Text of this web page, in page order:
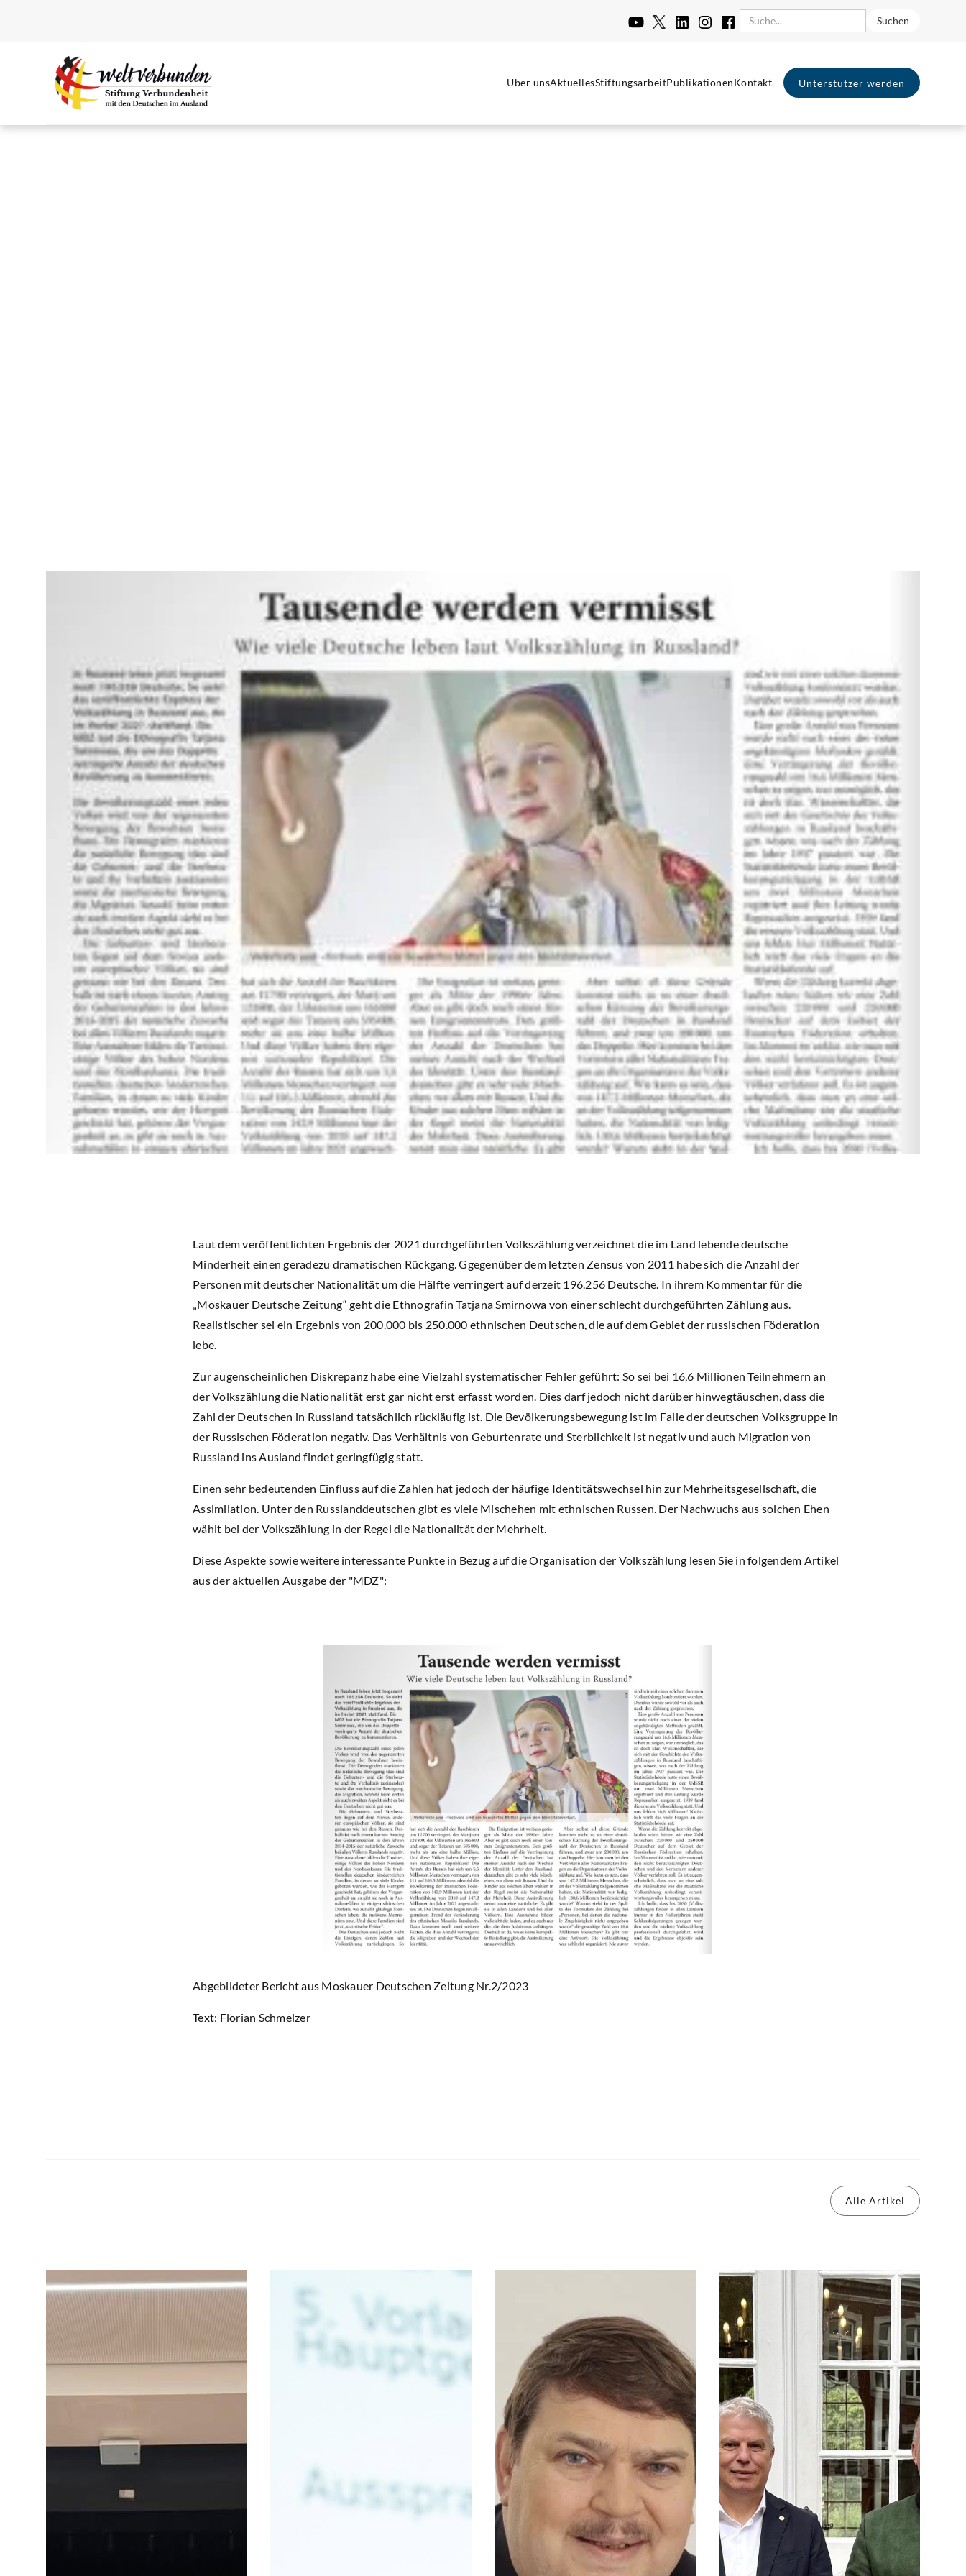
Über unsAktuellesStiftungsarbeitPublikationenKontakt Unterstützer werden
Laut dem veröffentlichten Ergebnis der 2021 durchgeführten Volkszählung verzeichnet die im Land lebende deutsche
Minderheit einen geradezu dramatischen Rückgang. Ggegenüber dem letzten Zensus von 2011 habe sich die Anzahl der
Personen mit deutscher Nationalität um die Hälfte verringert auf derzeit 196.256 Deutsche. In ihrem Kommentar für die
„Moskauer Deutsche Zeitung“ geht die Ethnografin Tatjana Smirnowa von einer schlecht durchgeführten Zählung aus.
Realistischer sei ein Ergebnis von 200.000 bis 250.000 ethnischen Deutschen, die auf dem Gebiet der russischen Föderation
lebe.
Zur augenscheinlichen Diskrepanz habe eine Vielzahl systematischer Fehler geführt: So sei bei 16,6 Millionen Teilnehmern an
der Volkszählung die Nationalität erst gar nicht erst erfasst worden. Dies darf jedoch nicht darüber hinwegtäuschen, dass die
Zahl der Deutschen in Russland tatsächlich rückläufig ist. Die Bevölkerungsbewegung ist im Falle der deutschen Volksgruppe in
der Russischen Föderation negativ. Das Verhältnis von Geburtenrate und Sterblichkeit ist negativ und auch Migration von
Russland ins Ausland findet geringfügig statt.
Einen sehr bedeutenden Einfluss auf die Zahlen hat jedoch der häufige Identitätswechsel hin zur Mehrheitsgesellschaft, die
Assimilation. Unter den Russlanddeutschen gibt es viele Mischehen mit ethnischen Russen. Der Nachwuchs aus solchen Ehen
wählt bei der Volkszählung in der Regel die Nationalität der Mehrheit.
Diese Aspekte sowie weitere interessante Punkte in Bezug auf die Organisation der Volkszählung lesen Sie in folgendem Artikel
aus der aktuellen Ausgabe der "MDZ":
Abgebildeter Bericht aus Moskauer Deutschen Zeitung Nr.2/2023
Text: Florian Schmelzer
Alle Artikel